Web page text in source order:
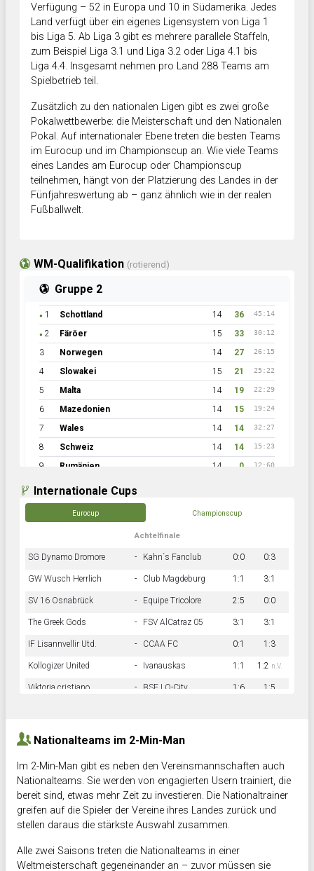
Verfügung – 52 in Europa und 10 in Südamerika. Jedes
Land verfügt über ein eigenes Ligensystem von Liga 1
bis Liga 5. Ab Liga 3 gibt es mehrere parallele Staffeln,
zum Beispiel Liga 3.1 und Liga 3.2 oder Liga 4.1 bis
Liga 4.4. Insgesamt nehmen pro Land 288 Teams am
Spielbetrieb teil.
Zusätzlich zu den nationalen Ligen gibt es zwei große
Pokalwettbewerbe: die Meisterschaft und den Nationalen
Pokal. Auf internationaler Ebene treten die besten Teams
im Eurocup und im Championscup an. Wie viele Teams
eines Landes am Eurocup oder Championscup
teilnehmen, hängt von der Platzierung des Landes in der
Fünfjahreswertung ab – ganz ähnlich wie in der realen
Fußballwelt.
WM-Qualifikation (rotierend)
Gruppe 2
● 1 Schottland 14 36 45:14
● 2 Färöer 15 33 30:12
3 Norwegen 14 27 26:15
4 Slowakei 15 21 25:22
5 Malta 14 19 22:29
6 Mazedonien 14 15 19:24
7 Wales 14 14 32:27
8 Schweiz 14 14 15:23
9 Rumänien 14 0 12:60
Internationale Cups
Eurocup Championscup
Achtelfinale
SG Dynamo Dromore - Kahn´s Fanclub 0:0 0:3
GW Wusch Herrlich - Club Magdeburg 1:1 3:1
SV 16 Osnabrück - Equipe Tricolore 2:5 0:0
The Greek Gods - FSV AlCatraz 05 3:1 3:1
IF Lisannvellir Utd. - CCAA FC 0:1 1:3
Kollogizer United - Ivanauskas 1:1 1:2 n.V.
Viktoria cristiano - BSF LO-City 1:6 1:5
Nationalteams im 2-Min-Man
Im 2-Min-Man gibt es neben den Vereinsmannschaften auch
Nationalteams. Sie werden von engagierten Usern trainiert, die
bereit sind, etwas mehr Zeit zu investieren. Die Nationaltrainer
greifen auf die Spieler der Vereine ihres Landes zurück und
stellen daraus die stärkste Auswahl zusammen.
Alle zwei Saisons treten die Nationalteams in einer
Weltmeisterschaft gegeneinander an – zuvor müssen sie